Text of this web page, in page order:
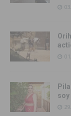
soy